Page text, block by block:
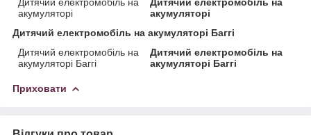
акумуляторі
акумуляторі
Дитячий електромобіль на акумуляторі Баггі
Дитячий електромобіль на
акумуляторі Баггі
Дитячий електромобіль на
акумуляторі Баггі
Приховати